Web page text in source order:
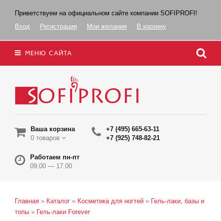
Приветствуем на официальном сайте компании SOFIPROFI!
Вход
Регистрация Мои желания В корзину
МЕНЮ САЙТА
Ваша корзина
0 товаров
+7 (495) 665-63-11
+7 (925) 748-82-21
Работаем пн-пт
09.00 — 17.00
Главная » Каталог » Косметика для ногтей » Гель-лаки, базы и
топы » Гель-лаки Forever